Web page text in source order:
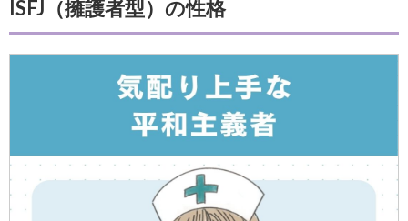
ISFJ（擁護者型）の性格